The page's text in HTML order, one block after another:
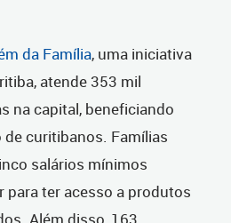
da Família, uma iniciativa
atende 353 mil
na capital, beneficiando
curitibanos. Famílias
salários mínimos
para ter acesso a produtos